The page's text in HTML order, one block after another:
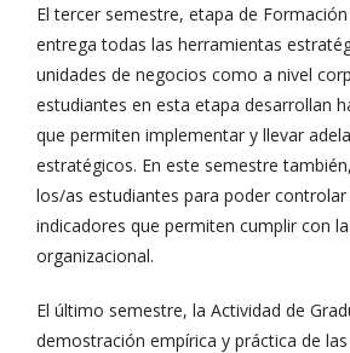
El tercer semestre, etapa de
entrega todas las herramientas
unidades de negocios como a nivel
estudiantes en esta etapa desarrollan
que permiten implementar y llevar
estratégicos. En este semestre
los/as estudiantes para poder
indicadores que permiten cumplir con
organizacional.
El último semestre, la Actividad de
demostración empírica y práctica de